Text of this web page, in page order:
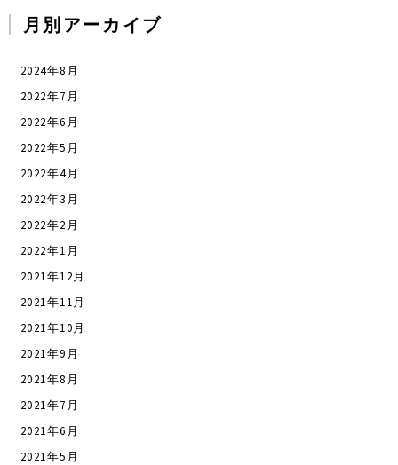
月別アーカイブ
2024年8月
2022年7月
2022年6月
2022年5月
2022年4月
2022年3月
2022年2月
2022年1月
2021年12月
2021年11月
2021年10月
2021年9月
2021年8月
2021年7月
2021年6月
2021年5月